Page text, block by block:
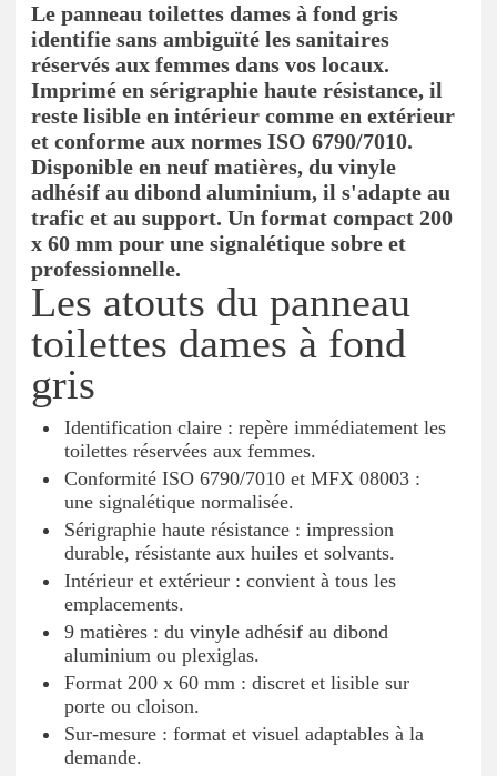
Le panneau toilettes dames à fond gris
identifie sans ambiguïté les sanitaires
réservés aux femmes dans vos locaux.
Imprimé en sérigraphie haute résistance, il
reste lisible en intérieur comme en extérieur
et conforme aux normes ISO 6790/7010.
Disponible en neuf matières, du vinyle
adhésif au dibond aluminium, il s'adapte au
trafic et au support. Un format compact 200
x 60 mm pour une signalétique sobre et
professionnelle.
Les atouts du panneau
toilettes dames à fond
gris
Identification claire : repère immédiatement les
toilettes réservées aux femmes.
Conformité ISO 6790/7010 et MFX 08003 :
une signalétique normalisée.
Sérigraphie haute résistance : impression
durable, résistante aux huiles et solvants.
Intérieur et extérieur : convient à tous les
emplacements.
9 matières : du vinyle adhésif au dibond
aluminium ou plexiglas.
Format 200 x 60 mm : discret et lisible sur
porte ou cloison.
Sur-mesure : format et visuel adaptables à la
demande.